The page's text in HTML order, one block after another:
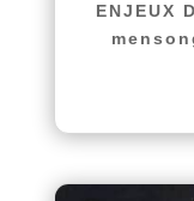
ENJEUX